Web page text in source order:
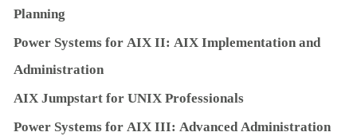
Planning
Power Systems for AIX II: AIX Implementation and
Administration
AIX Jumpstart for UNIX Professionals
Power Systems for AIX III: Advanced Administration